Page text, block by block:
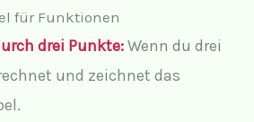
für Funktionen
drei Punkte:Wenn du drei
und zeichnet das